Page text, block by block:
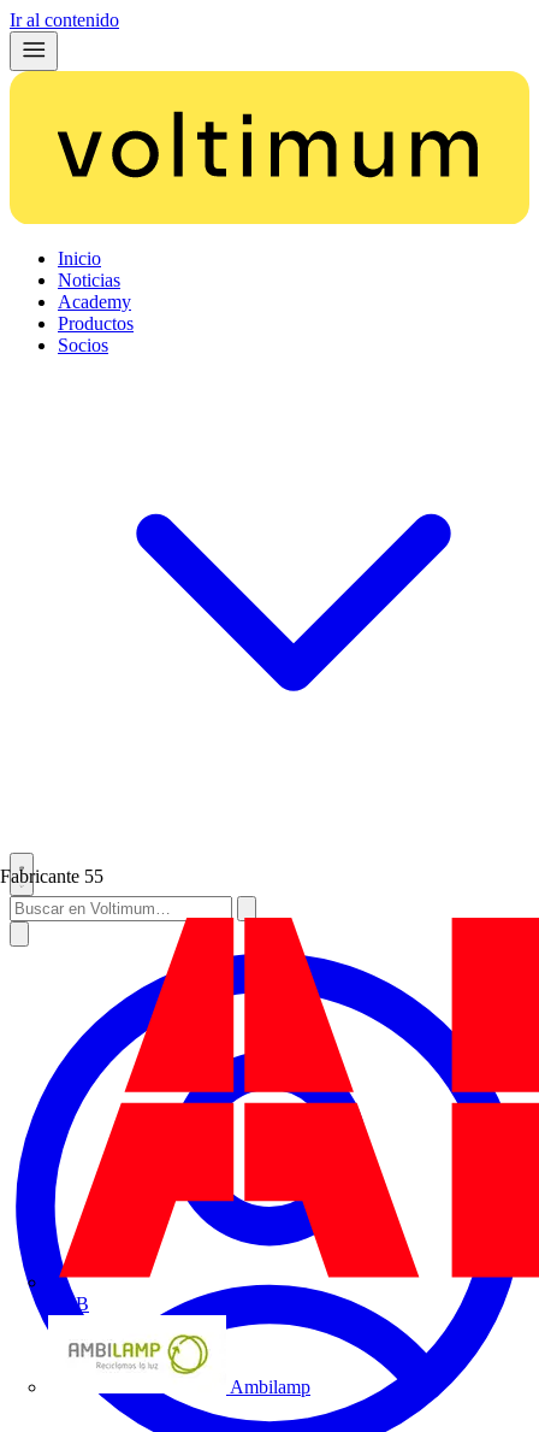
Ir al contenido
Inicio
Noticias
Academy
Productos
Socios
Fabricante 55
ABB
Ambilamp